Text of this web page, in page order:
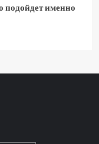
подойдет именно